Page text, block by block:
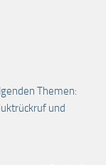
Themen:
und